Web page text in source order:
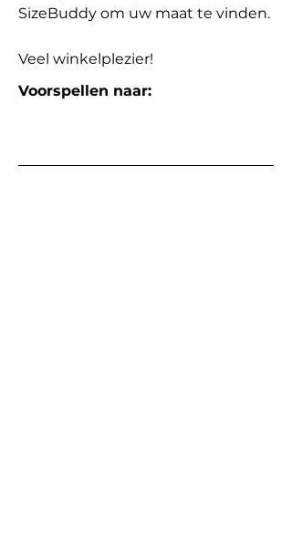
SizeBuddy om uw maat te vinden.
Veel winkelplezier!
Voorspellen naar: